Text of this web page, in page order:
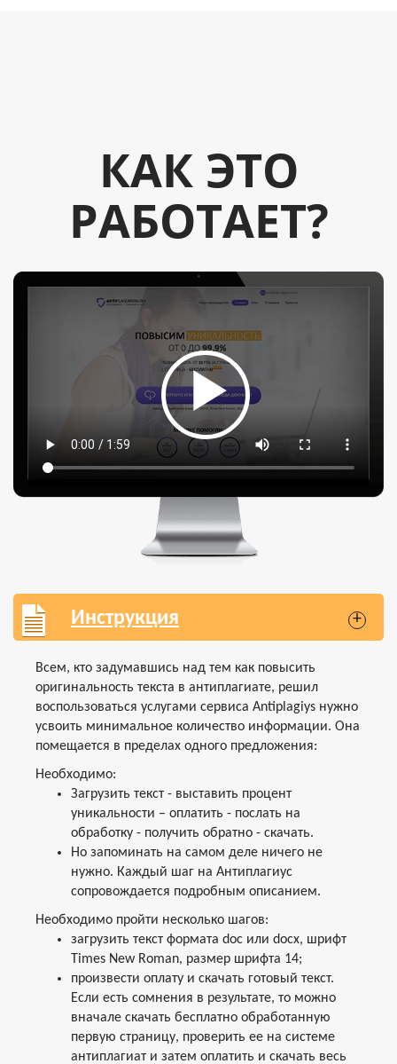
КАК ЭТО
РАБОТАЕТ?
Инструкция +
Всем, кто задумавшись над тем как повысить
оригинальность текста в антиплагиате, решил
воспользоваться услугами сервиса Antiplagiys нужно
усвоить минимальное количество информации. Она
помещается в пределах одного предложения:
Необходимо:
Загрузить текст - выставить процент
уникальности – оплатить - послать на
обработку - получить обратно - скачать.
Но запоминать на самом деле ничего не
нужно. Каждый шаг на Антиплагиус
сопровождается подробным описанием.
Необходимо пройти несколько шагов:
загрузить текст формата doc или docx, шрифт
Times New Roman, размер шрифта 14;
произвести оплату и скачать готовый текст.
Если есть сомнения в результате, то можно
вначале скачать бесплатно обработанную
первую страницу, проверить ее на системе
антиплагиат и затем оплатить и скачать весь